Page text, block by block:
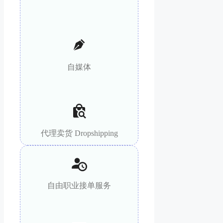
自媒体
代理卖货 Dropshipping
自由职业接单服务